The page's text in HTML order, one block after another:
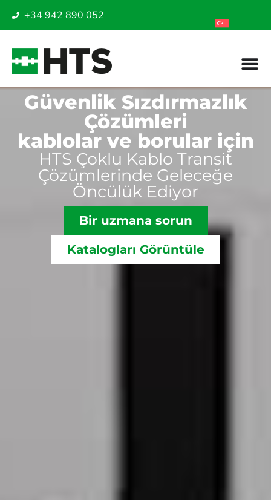
+34 942 890 052
Güvenlik Sızdırmazlık
Çözümleri
kablolar ve borular için
HTS Çoklu Kablo Transit
Çözümlerinde Geleceğe
Öncülük Ediyor
Bir uzmana sorun
Katalogları Görüntüle